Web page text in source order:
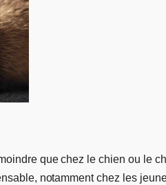
que chez le chien ou le
notamment chez les